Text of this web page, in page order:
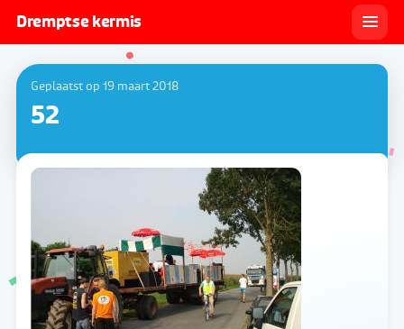
Dremptse kermis
Geplaatst op 19 maart 2018
52